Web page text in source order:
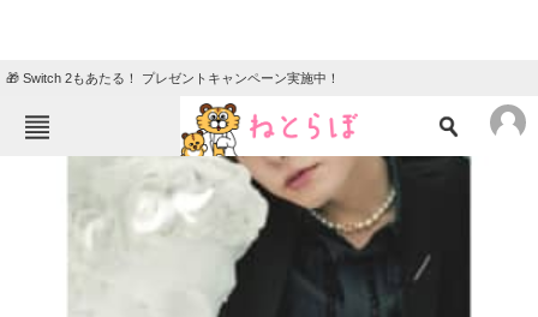
🎁 Switch 2もあたる！ プレゼントキャンペーン実施中！
ニュース